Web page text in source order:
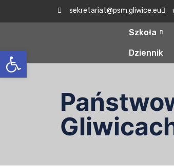
Otwórz pasek narzędzi
sekretariat@psm.gliwice.eu
Szkoła
Dziennik